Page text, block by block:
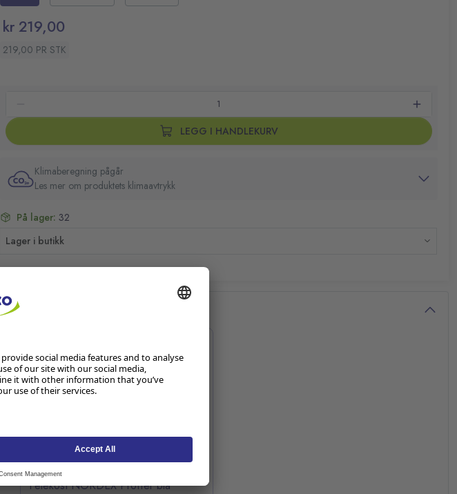
kr 219,00
219,00 PR STK
LEGG I HANDLEKURV
Klimaberegning pågår
Les mer om produktets klimaavtrykk
På lager: 32
Lager i butikk
RELATERTE PRODUKTER
Feiekost NORDEX Proffer blå